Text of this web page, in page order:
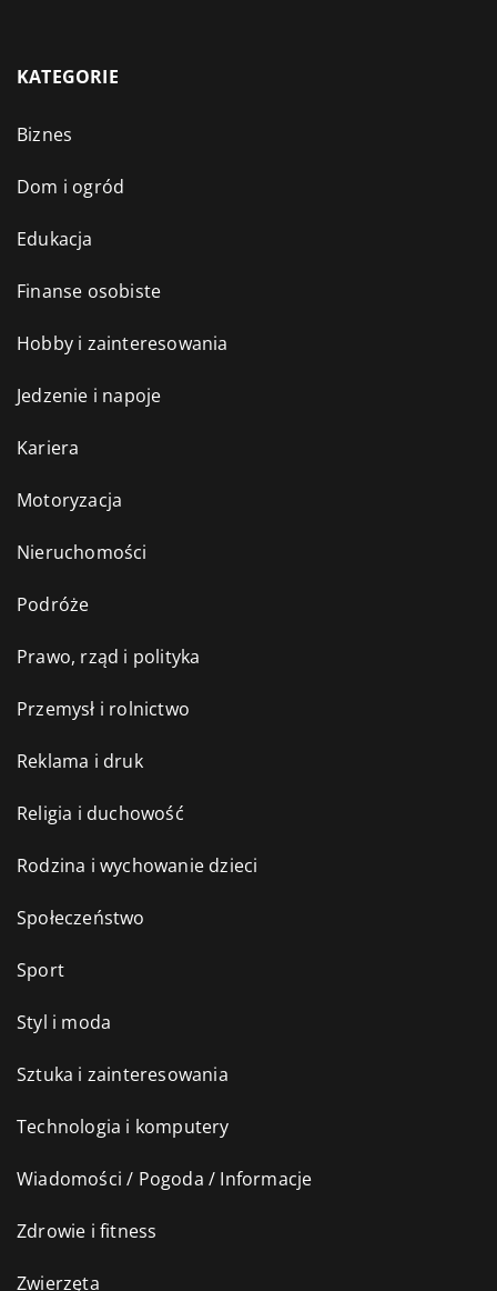
KATEGORIE
Biznes
Dom i ogród
Edukacja
Finanse osobiste
Hobby i zainteresowania
Jedzenie i napoje
Kariera
Motoryzacja
Nieruchomości
Podróże
Prawo, rząd i polityka
Przemysł i rolnictwo
Reklama i druk
Religia i duchowość
Rodzina i wychowanie dzieci
Społeczeństwo
Sport
Styl i moda
Sztuka i zainteresowania
Technologia i komputery
Wiadomości / Pogoda / Informacje
Zdrowie i fitness
Zwierzęta